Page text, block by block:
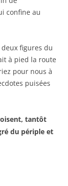
confine au
figures du
à pied la route
pour nous à
puisées
tantôt
du périple et